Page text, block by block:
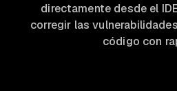
directamente desde el
corregir las
código con